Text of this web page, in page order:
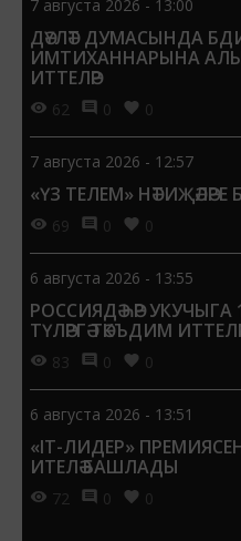
7 августа 2026 - 13:00
ДӘҮЛӘТ ДУМАСЫНДА
ИМТИХАННАРЫНА
ИТТЕЛӘР
62 0 0
7 августа 2026 - 12:57
«ҮЗ ТЕЛЕМ» НӘТИҖӘЛӘРЕ
69 0 0
6 августа 2026 - 13:55
РОССИЯДӘ ҺӘР УКУЧЫГА
ТҮЛӘРГӘ ТӘКЪДИМ
83 0 0
6 августа 2026 - 13:51
«IT-ЛИДЕР»
ИТЕЛӘ БАШЛАДЫ
72 0 0